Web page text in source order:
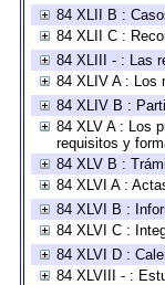
84 XLII B :
84 XLII C :
84 XLIII - : Las
84 XLIV A : Los
84 XLIV B :
84 XLV A : Los
requisitos y
84 XLV B :
84 XLVI A :
84 XLVI B :
84 XLVI C :
84 XLVI D :
84 XLVIII - :